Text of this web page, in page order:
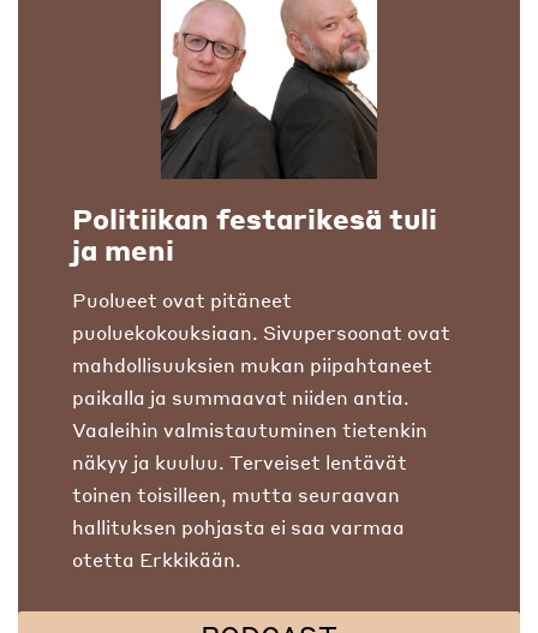
Politiikan festarikesä tuli
ja meni
Puolueet ovat pitäneet
puoluekokouksiaan. Sivupersoonat ovat
mahdollisuuksien mukan piipahtaneet
paikalla ja summaavat niiden antia.
Vaaleihin valmistautuminen tietenkin
näkyy ja kuuluu. Terveiset lentävät
toinen toisilleen, mutta seuraavan
hallituksen pohjasta ei saa varmaa
otetta Erkkikään.